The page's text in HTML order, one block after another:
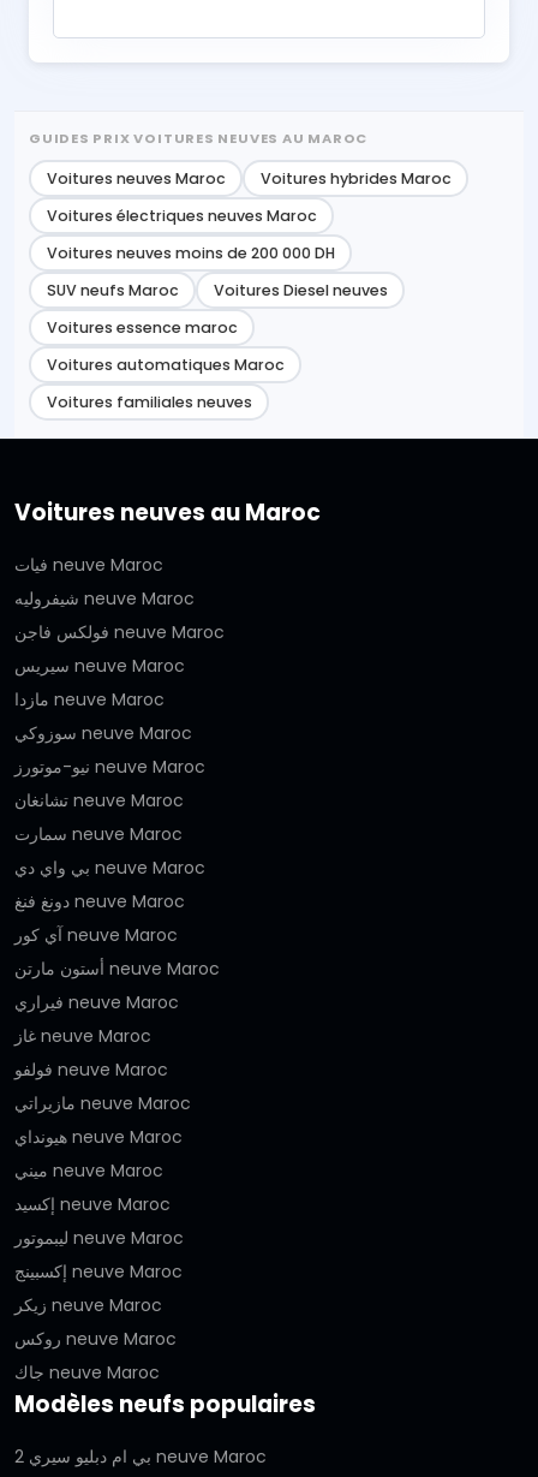
GUIDES PRIX VOITURES NEUVES AU MAROC
Voitures neuves Maroc
Voitures hybrides Maroc
Voitures électriques neuves Maroc
Voitures neuves moins de 200 000 DH
SUV neufs Maroc
Voitures Diesel neuves
Voitures essence maroc
Voitures automatiques Maroc
Voitures familiales neuves
Voitures neuves au Maroc
فيات neuve Maroc
شيفروليه neuve Maroc
فولكس فاجن neuve Maroc
سيريس neuve Maroc
مازدا neuve Maroc
سوزوكي neuve Maroc
نيو-موتورز neuve Maroc
تشانغان neuve Maroc
سمارت neuve Maroc
بي واي دي neuve Maroc
دونغ فنغ neuve Maroc
آي كور neuve Maroc
أستون مارتن neuve Maroc
فيراري neuve Maroc
غاز neuve Maroc
فولفو neuve Maroc
مازيراتي neuve Maroc
هيونداي neuve Maroc
ميني neuve Maroc
إكسيد neuve Maroc
ليبموتور neuve Maroc
إكسبينج neuve Maroc
زيكر neuve Maroc
روكس neuve Maroc
جاك neuve Maroc
Modèles neufs populaires
بي ام دبليو سيري 2 neuve Maroc